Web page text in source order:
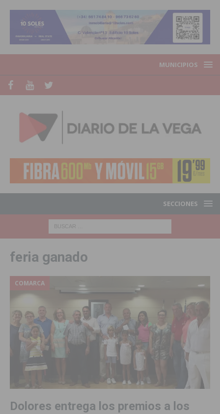
MUNICIPIOS
SECCIONES
feria ganado
COMARCA
Dolores entrega los premios a los